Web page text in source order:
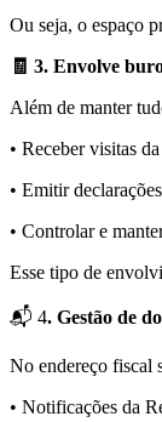
Ou seja, o espaço
🧾 3. Envolve
Além de manter
• Receber visitas
• Emitir
• Controlar e
Esse tipo de
📬 4. Gestão de
No endereço fiscal
• Notificações da